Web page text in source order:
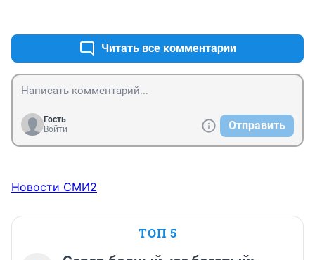
Читать все комментарии
Гость
Войти
Отправить
Новости СМИ2
ТОП 5